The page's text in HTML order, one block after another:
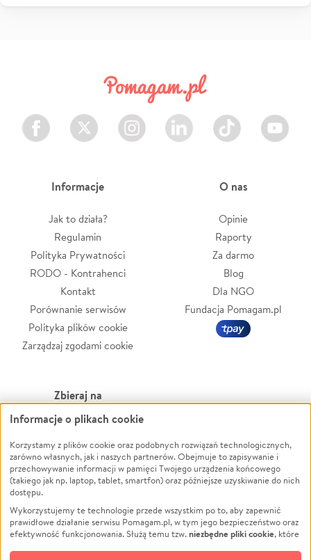
Facebook Twitter Instagram LinkedIn TikTok Youtube
Informacje
Jak to działa?
Regulamin
Polityka Prywatności
RODO - Kontrahenci
Kontakt
Porównanie serwisów
Polityka plików cookie
Zarządzaj zgodami cookie
O nas
Opinie
Raporty
Za darmo
Blog
Dla NGO
Fundacja Pomagam.pl
Zbieraj na
Leczenie
Zwierzęta
Pożar
Ukraina
Pomoc Finansowa
Projekty
Pogrzeb
Powódź
Wichura
NGO
Edukacja
Podróż
Impreza
Informacje o plikach cookie
Korzystamy z plików cookie oraz podobnych rozwiązań technologicznych,
zarówno własnych, jak i naszych partnerów. Obejmuje to zapisywanie i
przechowywanie informacji w pamięci Twojego urządzenia końcowego
(takiego jak np. laptop, tablet, smartfon) oraz późniejsze uzyskiwanie do nich
dostępu.
Wykorzystujemy te technologie przede wszystkim po to, aby zapewnić
prawidłowe działanie serwisu Pomagam.pl, w tym jego bezpieczeństwo oraz
efektywność funkcjonowania. Służą temu tzw.niezbędne pliki cookie, które